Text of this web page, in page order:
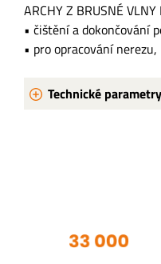
ARCHY Z BRUSNÉ
• čištění a dokončování
• pro opracování nerezu,
Technické parametry